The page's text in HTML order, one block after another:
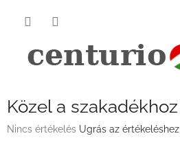
Közel a szakadékhoz
A
Nincs értékelés Ugrás az értékeléshez